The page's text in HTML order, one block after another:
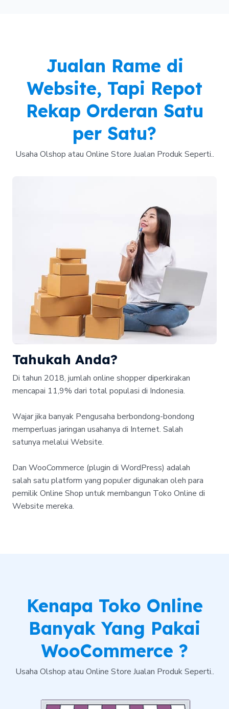
Jualan Rame di
Website, Tapi Repot
Rekap Orderan Satu
per Satu?
Usaha Olshop atau Online Store Jualan Produk Seperti..
Tahukah Anda?
Di tahun 2018, jumlah online shopper diperkirakan
mencapai 11,9% dari total populasi di Indonesia.
Wajar jika banyak Pengusaha berbondong-bondong
memperluas jaringan usahanya di Internet. Salah
satunya melalui Website.
Dan WooCommerce (plugin di WordPress) adalah
salah satu platform yang populer digunakan oleh para
pemilik Online Shop untuk membangun Toko Online di
Website mereka.
Kenapa Toko Online
Banyak Yang Pakai
WooCommerce ?
Usaha Olshop atau Online Store Jualan Produk Seperti..